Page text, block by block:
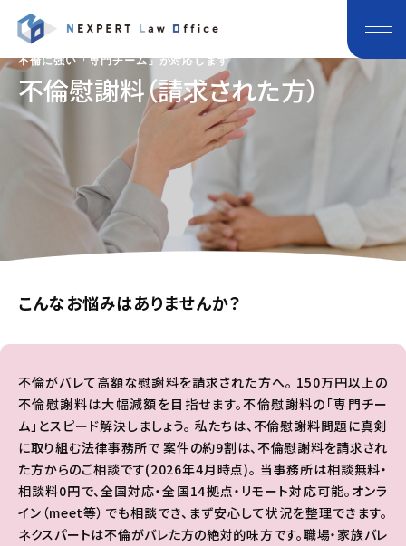
不倫に強い「専門チーム」が対応します
不倫慰謝料（請求された方）
こんなお悩みはありませんか？
不倫がバレて高額な慰謝料を請求された方へ。 150万円以上の
不倫慰謝料は大幅減額を目指せます。不倫慰謝料の「専門チー
ム」とスピード解決しましょう。 私たちは、不倫慰謝料問題に真剣
に取り組む法律事務所で 案件の約9割は、不倫慰謝料を請求され
た方からのご相談です(2026年4月時点)。 当事務所は相談無料・
相談料0円で、全国対応・全国14拠点・リモート対応可能。オンラ
イン（meet等）でも相談でき、まず安心して状況を整理できます。
ネクスパートは不倫がバレた方の絶対的味方です。職場・家族バレ